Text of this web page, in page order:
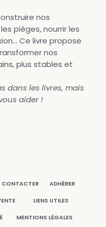
nos
pièges, nourrir les
Ce livre propose
nos
plus stables et
dans les livres, mais
aider !
CONTACTER ADHÉRER
LIENS UTILES
MENTIONS LÉGALES